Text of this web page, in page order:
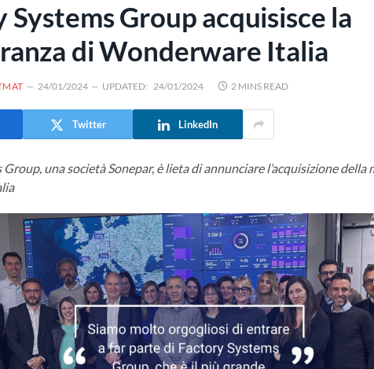
Systems Group acquisisce la
di Wonderware Italia
24/01/2024 UPDATED: 24/01/2024 2 MINS READ
Twitter LinkedIn
una società Sonepar, è lieta di annunciare l’acquisizione della